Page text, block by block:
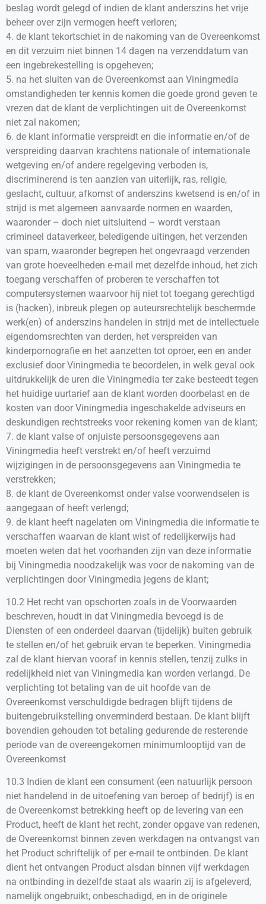
beslag wordt gelegd of indien de klant anderszins het vrije
beheer over zijn vermogen heeft verloren;
4. de klant tekortschiet in de nakoming van de Overeenkomst
en dit verzuim niet binnen 14 dagen na verzenddatum van
een ingebrekestelling is opgeheven;
5. na het sluiten van de Overeenkomst aan Viningmedia
omstandigheden ter kennis komen die goede grond geven te
vrezen dat de klant de verplichtingen uit de Overeenkomst
niet zal nakomen;
6. de klant informatie verspreidt en die informatie en/of de
verspreiding daarvan krachtens nationale of internationale
wetgeving en/of andere regelgeving verboden is,
discriminerend is ten aanzien van uiterlijk, ras, religie,
geslacht, cultuur, afkomst of anderszins kwetsend is en/of in
strijd is met algemeen aanvaarde normen en waarden,
waaronder – doch niet uitsluitend – wordt verstaan
crimineel dataverkeer, beledigende uitingen, het verzenden
van spam, waaronder begrepen het ongevraagd verzenden
van grote hoeveelheden e-mail met dezelfde inhoud, het zich
toegang verschaffen of proberen te verschaffen tot
computersystemen waarvoor hij niet tot toegang gerechtigd
is (hacken), inbreuk plegen op auteursrechtelijk beschermde
werk(en) of anderszins handelen in strijd met de intellectuele
eigendomsrechten van derden, het verspreiden van
kinderpornografie en het aanzetten tot oproer, een en ander
exclusief door Viningmedia te beoordelen, in welk geval ook
uitdrukkelijk de uren die Viningmedia ter zake besteedt tegen
het huidige uurtarief aan de klant worden doorbelast en de
kosten van door Viningmedia ingeschakelde adviseurs en
deskundigen rechtstreeks voor rekening komen van de klant;
7. de klant valse of onjuiste persoonsgegevens aan
Viningmedia heeft verstrekt en/of heeft verzuimd
wijzigingen in de persoonsgegevens aan Viningmedia te
verstrekken;
8. de klant de Overeenkomst onder valse voorwendselen is
aangegaan of heeft verlengd;
9. de klant heeft nagelaten om Viningmedia die informatie te
verschaffen waarvan de klant wist of redelijkerwijs had
moeten weten dat het voorhanden zijn van deze informatie
bij Viningmedia noodzakelijk was voor de nakoming van de
verplichtingen door Viningmedia jegens de klant;
10.2 Het recht van opschorten zoals in de Voorwaarden
beschreven, houdt in dat Viningmedia bevoegd is de
Diensten of een onderdeel daarvan (tijdelijk) buiten gebruik
te stellen en/of het gebruik ervan te beperken. Viningmedia
zal de klant hiervan vooraf in kennis stellen, tenzij zulks in
redelijkheid niet van Viningmedia kan worden verlangd. De
verplichting tot betaling van de uit hoofde van de
Overeenkomst verschuldigde bedragen blijft tijdens de
buitengebruikstelling onverminderd bestaan. De klant blijft
bovendien gehouden tot betaling gedurende de resterende
periode van de overeengekomen minimumlooptijd van de
Overeenkomst
10.3 Indien de klant een consument (een natuurlijk persoon
niet handelend in de uitoefening van beroep of bedrijf) is en
de Overeenkomst betrekking heeft op de levering van een
Product, heeft de klant het recht, zonder opgave van redenen,
de Overeenkomst binnen zeven werkdagen na ontvangst van
het Product schriftelijk of per e-mail te ontbinden. De klant
dient het ontvangen Product alsdan binnen vijf werkdagen
na ontbinding in dezelfde staat als waarin zij is afgeleverd,
namelijk ongebruikt, onbeschadigd, en in de originele